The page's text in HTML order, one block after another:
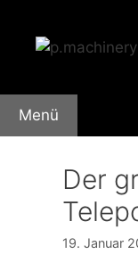
Inhalt
springen
Menü
Der
19. Januar